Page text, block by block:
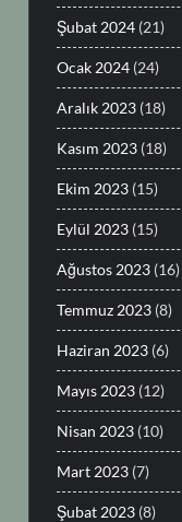
Şubat 2024 (21)
Ocak 2024 (24)
Aralık 2023 (18)
Kasım 2023 (18)
Ekim 2023 (15)
Eylül 2023 (15)
Ağustos 2023 (16)
Temmuz 2023 (8)
Haziran 2023 (6)
Mayıs 2023 (12)
Nisan 2023 (10)
Mart 2023 (7)
Şubat 2023 (8)